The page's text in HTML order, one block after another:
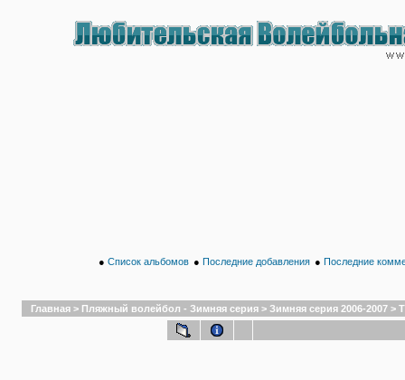
● Список альбомов ● Последние добавления ● Последние
Главная > Пляжный волейбол - Зимняя серия > Зимняя серия 2006-2007 >